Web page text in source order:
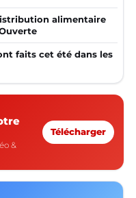
alimentaire
faits cet été dans les
&
Télécharger